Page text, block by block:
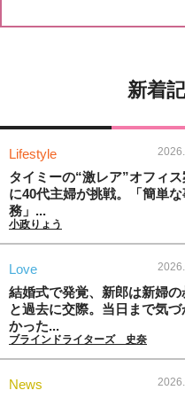
新着
Lifestyle
タイミーの“激レア”オフィ
に40代主婦が挑戦。「簡単な
務」...
小政りょう
Love
結婚式で発覚、新郎は新婦の
と過去に交際。当日まで気づ
かった...
ブラインドライターズ 史奈
News